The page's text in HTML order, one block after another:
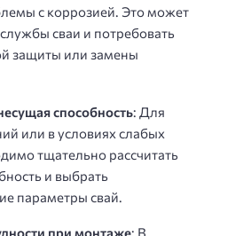
с коррозией. Это может
сваи и потребовать
защиты или замены
способность: Для
или в условиях слабых
тщательно рассчитать
и выбрать
параметры свай.
при монтаже: В